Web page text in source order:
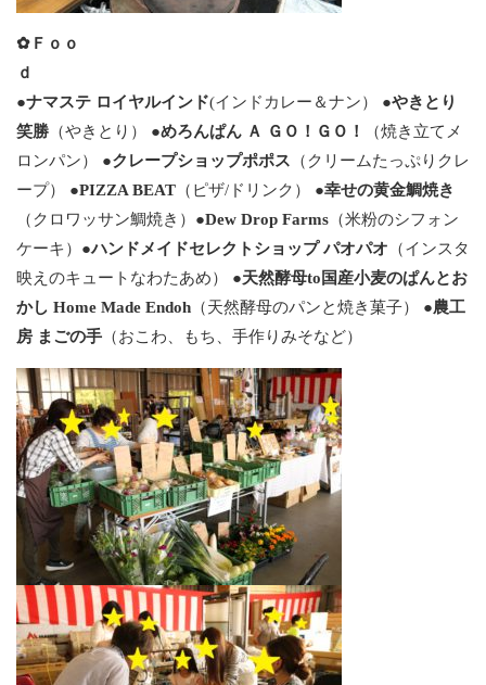
✿Ｆｏｏ
ｄ
●ナマステ ロイヤルインド(インドカレー＆ナン） ●やきとり
笑勝 （やきとり） ●めろんぱん Ａ ＧＯ！ＧＯ！
（焼き立てメ
ロンパン） ●クレープショップポポス （クリームたっぷりクレ
ープ） ●PIZZA BEAT （ピザ/ドリンク） ●幸せの黄金鯛焼き
（クロワッサン鯛焼き）●Dew Drop Farms （米粉のシフォン
ケーキ）●ハンドメイドセレクトショップ パオパオ （インスタ
映えのキュートなわたあめ） ●天然酵母to国産小麦のぱんとお
かし Home Made Endoh （天然酵母のパンと焼き菓子） ●農工
房 まごの手 （おこわ、もち、手作りみそなど）